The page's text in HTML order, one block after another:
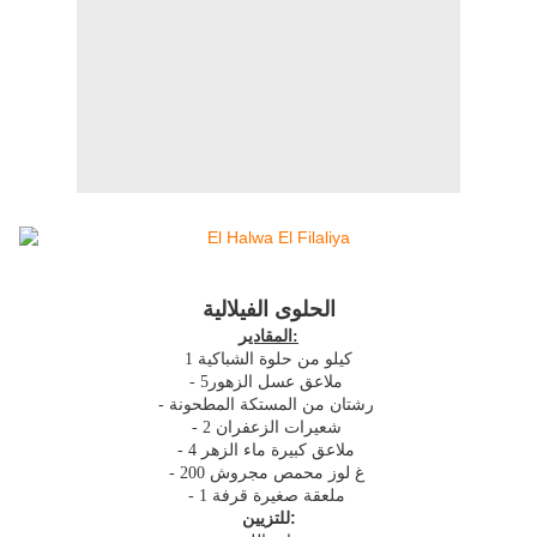
الحلوى الفيلالية
المقادير:
1 كيلو من حلوة الشباكية
للتزيين: